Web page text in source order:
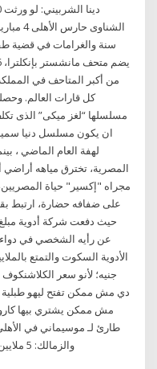
سنة والغرامات في قضية طفل
ان يكون مسلسل دنيا
المصرية، تخترق مياهه
مجراه "إكسير" حياة
على ضفافه حضارة، ارتبط
حيث دفعت شركة أدوية
عن رأيه الشخصي في
دي مش ممكن تفتح ليهو
مش ممكن يشتري بيها
طارئ لـ موسيماني في
والزمالك: 5 ملايين دولار كاش لضم مصطفى محمد إلى إتيان